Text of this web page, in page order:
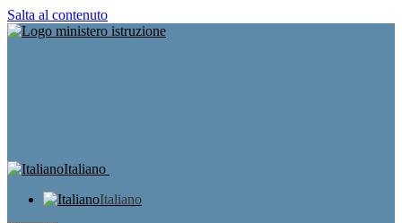
Salta al contenuto
Italiano
Italiano